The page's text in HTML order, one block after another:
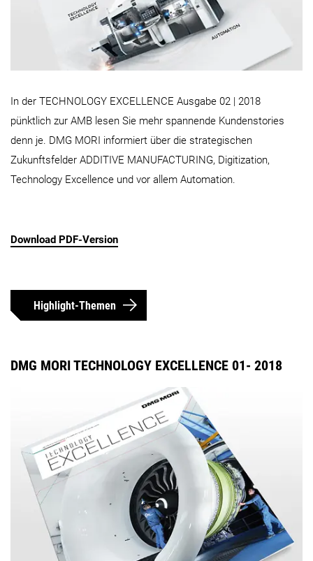
In der TECHNOLOGY EXCELLENCE Ausgabe 02 | 2018
pünktlich zur AMB lesen Sie mehr spannende Kundenstories
denn je. DMG MORI informiert über die strategischen
Zukunftsfelder ADDITIVE MANUFACTURING, Digitization,
Technology Excellence und vor allem Automation.
Download PDF-Version
Highlight-Themen
DMG MORI TECHNOLOGY EXCELLENCE 01- 2018